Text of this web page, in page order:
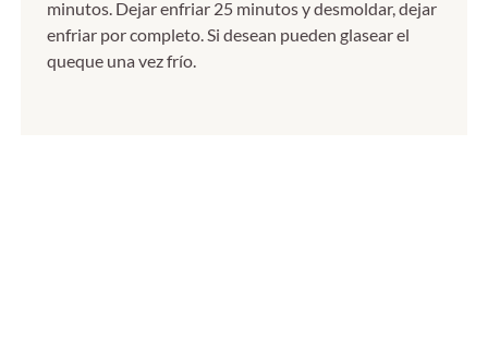
minutos. Dejar enfriar 25 minutos y desmoldar, dejar
enfriar por completo. Si desean pueden glasear el
queque una vez frío.